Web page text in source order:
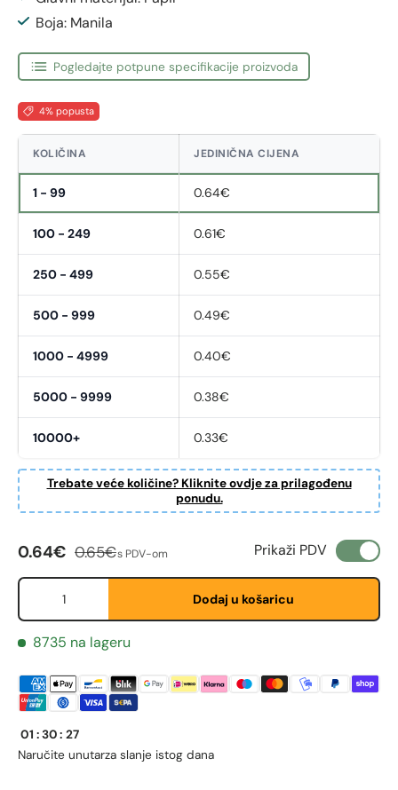
Boja: Manila
Pogledajte potpune specifikacije proizvoda
4% popusta
KOLIČINA JEDINIČNA CIJENA
1 - 99 0.64€
100 - 249 0.61€
250 - 499 0.55€
500 - 999 0.49€
1000 - 4999 0.40€
5000 - 9999 0.38€
10000+ 0.33€
Trebate veće količine? Kliknite ovdje za prilagođenu
ponudu.
Fornavn *
Etternavn *
E-post
Telefon
Cijena na sniženju
0.64€ Redovna cijena
0.65€s PDV-om Prikaži PDV
Količina
Dodaj u košaricu
8735 na lageru
Naručite unutar
01 :30: 26
za slanje istog dana